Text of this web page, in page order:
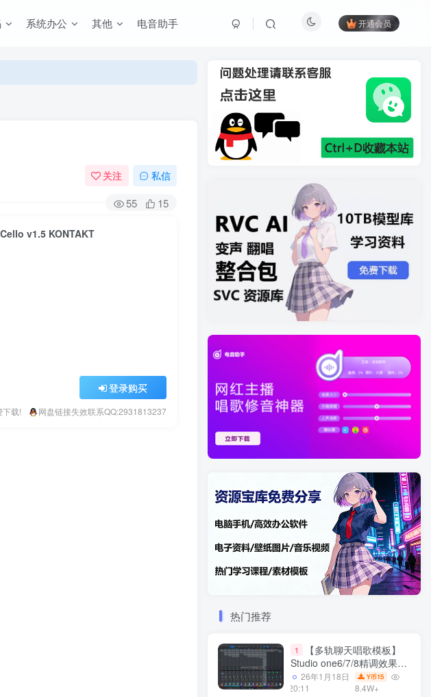
系统办公 其他 电音助手 开通会员
关注 私信
55 15
v1.5 KONTAKT
登录购买
载! 网盘链接失效联系QQ:2931813237
热门推荐
1
【多轨聊天唱歌模板】
Studio one6/7/8精调效果包
多种效果模式 声卡调试好直
播预设模板
26年1月18日
20:11
Y币15
8.4W+